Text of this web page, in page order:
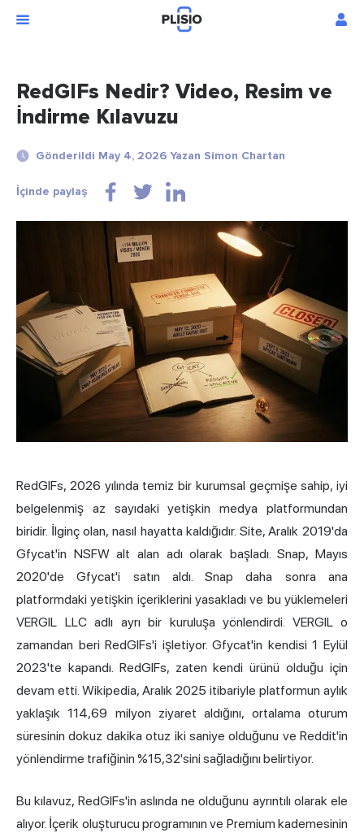
RedGIFs Nedir? Video, Resim ve
İndirme Kılavuzu
Gönderildi May 4, 2026 Yazan Simon Chartan
İçinde paylaş
RedGIFs, 2026 yılında temiz bir kurumsal geçmişe sahip, iyi
belgelenmiş az sayıdaki yetişkin medya platformundan
biridir. İlginç olan, nasıl hayatta kaldığıdır. Site, Aralık 2019'da
Gfycat'in NSFWalt alan adı olarak başladı. Snap, Mayıs
2020'de Gfycat'i satın aldı. Snap daha sonra ana
platformdaki yetişkin içeriklerini yasakladı ve bu yüklemeleri
VERGIL LLC adlı ayrı bir kuruluşa yönlendirdi. VERGIL o
zamandan beri RedGIFs'i işletiyor. Gfycat'in kendisi 1 Eylül
2023'te kapandı. RedGIFs, zaten kendi ürünü olduğu için
devam etti. Wikipedia, Aralık 2025 itibariyle platformun aylık
yaklaşık 114,69 milyon ziyaret aldığını, ortalama oturum
süresinin dokuz dakika otuz iki saniye olduğunu ve Reddit'in
yönlendirme trafiğinin %15,32'sini sağladığını belirtiyor.
Bu kılavuz, RedGIFs'in aslında ne olduğunu ayrıntılı olarak ele
alıyor. İçerik oluşturucu programının ve Premium kademesinin